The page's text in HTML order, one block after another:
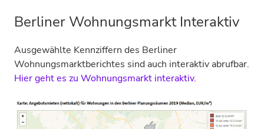
Berliner Wohnungsmarkt Interaktiv
Ausgewählte Kennziffern des Berliner
Wohnungsmarktberichtes sind auch interaktiv abrufbar.
Hier geht es zu Wohnungsmarkt interaktiv.